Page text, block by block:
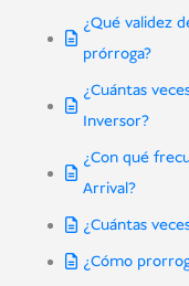
¿Qué validez
prórroga?
¿Cuántas
Inversor?
¿Con qué
Arrival?
¿Cuántas
¿Cómo